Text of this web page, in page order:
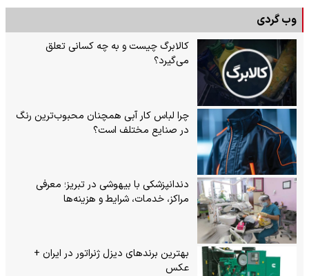
وب گردی
کالابرگ چیست و به چه کسانی تعلق
می‌گیرد؟
چرا لباس کار آبی همچنان محبوب‌ترین رنگ
در صنایع مختلف است؟
دندانپزشکی با بیهوشی در تبریز؛ معرفی
مراکز، خدمات، شرایط و هزینه‌ها
بهترین برندهای دیزل ژنراتور در ایران +
عکس